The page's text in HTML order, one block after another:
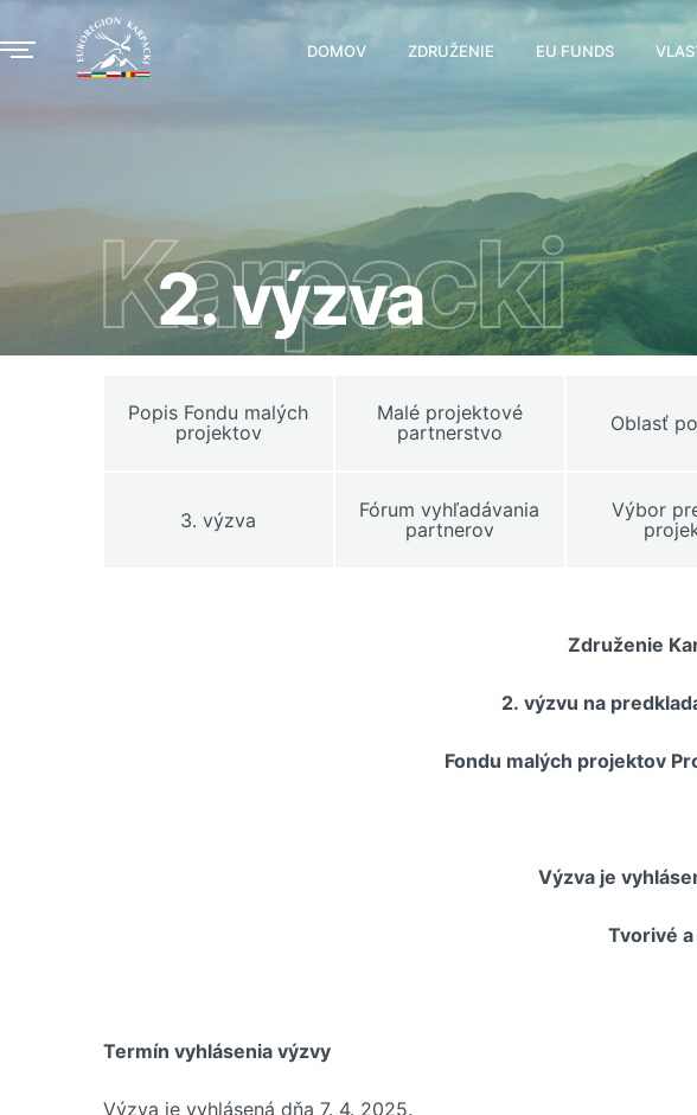
DOMOV ZDRUŽENIE EU FUNDS
Karpacki
2. výzva
Popis Fondu malých
projektov
Malé projektové
partnerstvo
Oblasť
3. výzva
Fórum vyhľadávania
partnerov
Výbor
Združenie
2. výzvu na
Fondu malých projektov
Výzva je
Tvorivé
Termín vyhlásenia výzvy
Výzva je vyhlásená dňa 7. 4. 2025.